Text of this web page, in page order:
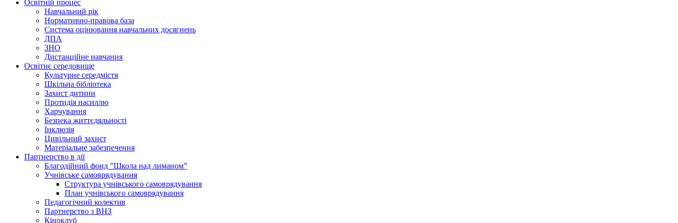
Освітній процес
Навчальний рік
Нормативно-правова база
Система оцінювання навчальних досягнень
ДПА
ЗНО
Дистанційне навчання
Освітнє середовище
Культурне середмістя
Шкільна бібліотека
Захист дитини
Протидія насиллю
Харчування
Безпека життєдяльності
Інклюзія
Цивільний захист
Матеріальне забезпечення
Партнерство в дії
Благодійний фонд ”Школа над лиманом”
Учнівське самоврядування
Структура учнiвського самоврядування
План учнiвського самоврядування
Педагогічний колектив
Партнерство з ВНЗ
Кіноклуб